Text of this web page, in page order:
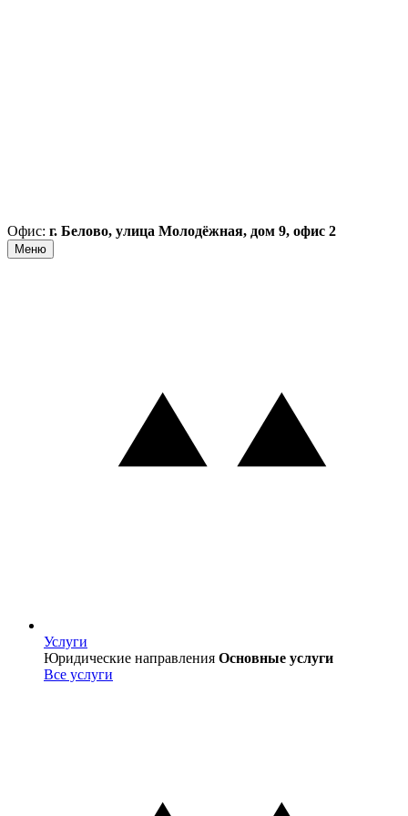
Офис: г. Белово, улица Молодёжная, дом 9, офис 2
Меню
Услуги
Услуги
Юридические направления Основные услуги
Все услуги